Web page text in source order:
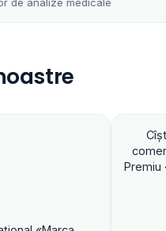
Cîştigătorul
comercială a
Premiu «Mercurul